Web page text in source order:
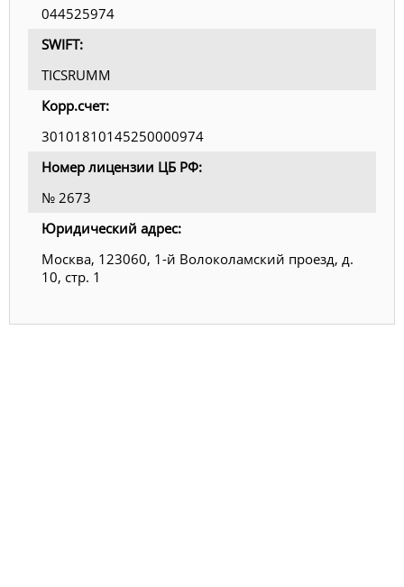
044525974
SWIFT:
TICSRUMM
Корр.счет:
30101810145250000974
Номер лицензии ЦБ РФ:
№ 2673
Юридический адрес:
Москва, 123060, 1-й Волоколамский проезд, д.
10, стр. 1